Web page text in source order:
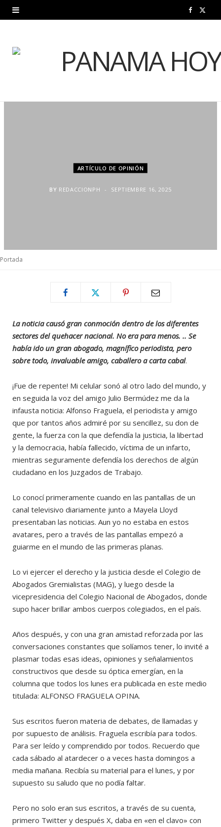
F
e w
ARTÍCULO DE OPINIÓN
BY REDACCIONPH SEPTIEMBRE 16, 2025
Portada
La noticia causó gran conmoción dentro de los diferentes
sectores del quehacer nacional. No era para menos. .. Se
había ido un gran abogado, magnífico periodista, pero
sobre todo, invaluable amigo, caballero a carta cabal.
¡Fue de repente! Mi celular sonó al otro lado del mundo, y
en seguida la voz del amigo Julio Bermúdez me da la
infausta noticia: Alfonso Fraguela, el periodista y amigo
que por tantos años admiré por su sencillez, su don de
gente, la fuerza con la que defendía la justicia, la libertad
y la democracia, había fallecido, víctima de un infarto,
mientras seguramente defendía los derechos de algún
ciudadano en los Juzgados de Trabajo.
Lo conocí primeramente cuando en las pantallas de un
canal televisivo diariamente junto a Mayela Lloyd
presentaban las noticias. Aun yo no estaba en estos
avatares, pero a través de las pantallas empezó a
guiarme en el mundo de las primeras planas.
Lo vi ejercer el derecho y la justicia desde el Colegio de
Abogados Gremialistas (MAG), y luego desde la
vicepresidencia del Colegio Nacional de Abogados, donde
supo hacer brillar ambos cuerpos colegiados, en el país.
Años después, y con una gran amistad reforzada por las
conversaciones constantes que solíamos tener, lo invité a
plasmar todas esas ideas, opiniones y señalamientos
constructivos que desde su óptica emergían, en la
columna que todos los lunes era publicada en este medio
titulada: ALFONSO FRAGUELA OPINA.
Sus escritos fueron materia de debates, de llamadas y
por supuesto de análisis. Fraguela escribía para todos.
Para ser leído y comprendido por todos. Recuerdo que
cada sábado al atardecer o a veces hasta domingos a
media mañana. Recibía su material para el lunes, y por
supuesto su saludo que no podía faltar.
Pero no solo eran sus escritos, a través de su cuenta,
primero Twitter y después X, daba en «en el clavo» con